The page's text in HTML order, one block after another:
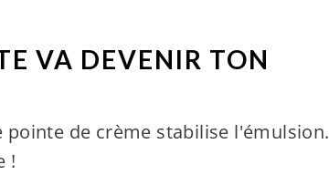
VA DEVENIR TON
pointe de crème stabilise l'émulsion.
!